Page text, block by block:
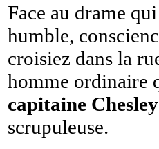
Face au drame
humble,
croisiez dans la
homme ordinaire
capitaine
scrupuleuse.